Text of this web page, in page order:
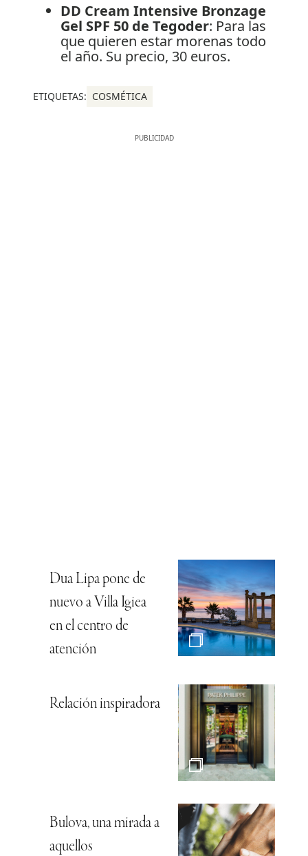
DD Cream Intensive Bronzage
Gel SPF 50 de Tegoder: Para las
que quieren estar morenas todo
el año. Su precio, 30 euros.
ETIQUETAS: COSMÉTICA
Dua Lipa pone de
nuevo a Villa Igiea
en el centro de
atención
Relación inspiradora
Bulova, una mirada a
aquellos